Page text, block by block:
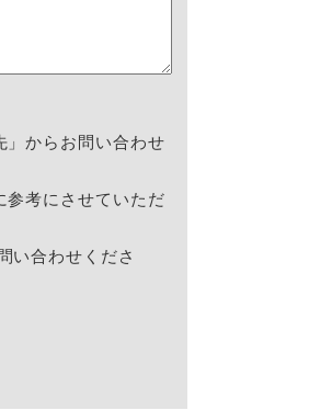
からお問い合わせ
考にさせていただ
い合わせくださ